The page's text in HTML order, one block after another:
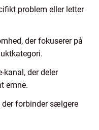
problem eller letter
der fokuserer på
kanal, der deler
emne.
der forbinder sælgere